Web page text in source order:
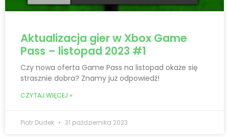
Aktualizacja gier w Xbox Game
Pass – listopad 2023 #1
Czy nowa oferta Game Pass na listopad okaże się
strasznie dobra? Znamy już odpowiedź!
CZYTAJ WIĘCEJ »
Piotr Dudek 31 października 2023